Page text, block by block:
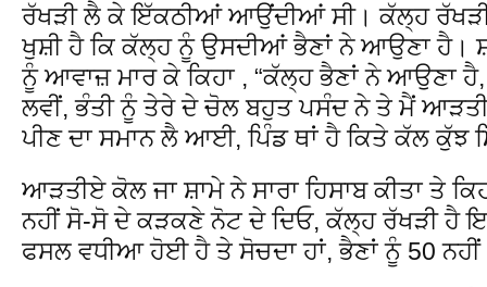
ਰੱਖੜੀ ਲੈ ਕੇ ਇੱਕਠੀਆਂ ਆਉਂਦੀਆਂ ਸੀ। ਕੱਲ੍ਹ ਰੱਖੜੀ
ਖੁਸ਼ੀ ਹੈ ਕਿ ਕੱਲ੍ਹ ਨੂੰ ਉਸਦੀਆਂ ਭੈਣਾਂ ਨੇ ਆਉਣਾ ਹੈ।
ਨੂੰ ਆਵਾਜ਼ ਮਾਰ ਕੇ ਕਿਹਾ , “ਕੱਲ੍ਹ ਭੈਣਾਂ ਨੇ ਆਉਣਾ
ਲਵੀਂ, ਭੰਤੀ ਨੂੰ ਤੇਰੇ ਦੇ ਚੋਲ ਬਹੁਤ ਪਸੰਦ ਨੇ ਤੇ ਮੈਂ
ਪੀਣ ਦਾ ਸਮਾਨ ਲੈ ਆਈ, ਪਿੰਡ ਥਾਂ ਹੈ ਕਿਤੇ ਕੱਲ ਕੁੱਝ
ਆੜਤੀਏ ਕੋਲ ਜਾ ਸ਼ਾਮੇ ਨੇ ਸਾਰਾ ਹਿਸਾਬ ਕੀਤਾ ਤੇ
ਨਹੀਂ ਸੋ-ਸੋ ਦੇ ਕੜਕਣੇ ਨੋਟ ਦੇ ਦਿਓ, ਕੱਲ੍ਹ ਰੱਖੜੀ ਹੈ
ਫਸਲ ਵਧੀਆ ਹੋਈ ਹੈ ਤੇ ਸੋਚਦਾ ਹਾਂ, ਭੈਣਾਂ ਨੂੰ 50 ਨਹੀਂ